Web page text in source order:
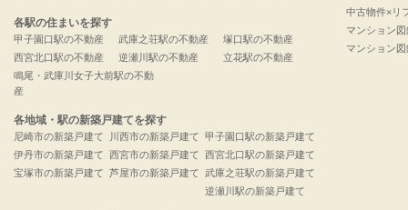
各駅の住まいを探す
甲子園口駅の不動産
西宮北口駅の不動産
武庫之荘駅の不動産
逆瀬川駅の不動産
塚口駅の不動産
立花駅の不動産
鳴尾・武庫川女子大前駅の不動
産
各地域・駅の新築戸建てを探す
尼崎市の新築戸建て
伊丹市の新築戸建て
宝塚市の新築戸建て
川西市の新築戸建て
西宮市の新築戸建て
芦屋市の新築戸建て
甲子園口駅の新築戸建て
西宮北口駅の新築戸建て
武庫之荘駅の新築戸建て
逆瀬川駅の新築戸建て
中古物件×リ
マンション
マンション